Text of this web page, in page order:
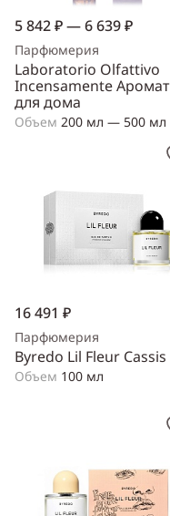
5 842 ₽ — 6 639 ₽
Парфюмерия
Laboratorio Olfattivo
Incensamente Аромат
для дома
Объем 200 мл — 500 мл
16 491 ₽
Парфюмерия
Byredo Lil Fleur Cassis
Объем 100 мл